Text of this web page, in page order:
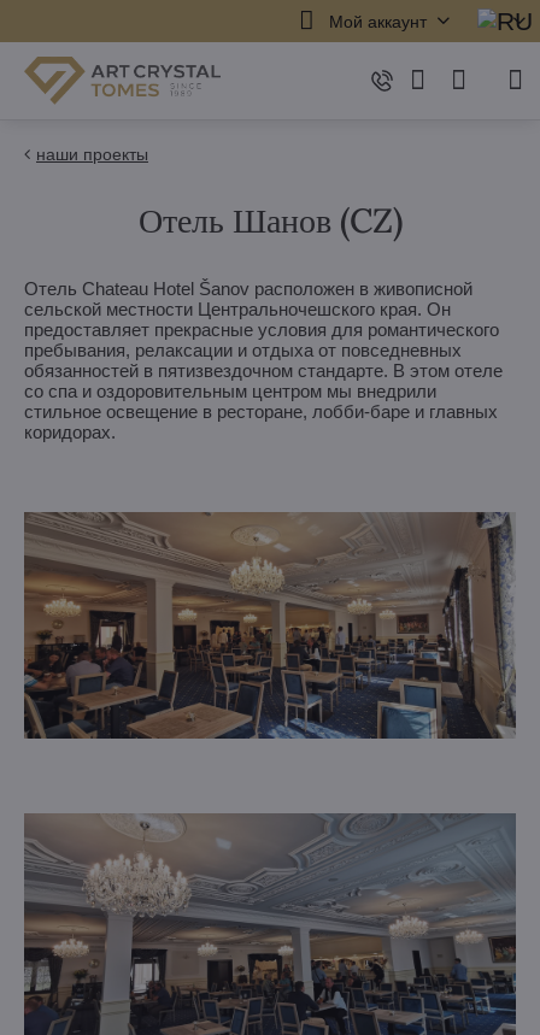
Мой аккаунт
наши проекты
Отель Шанов (CZ)
Отель Chateau Hotel Šanov расположен в живописной
сельской местности Центральночешского края. Он
предоставляет прекрасные условия для романтического
пребывания, релаксации и отдыха от повседневных
обязанностей в пятизвездочном стандарте. В этом отеле
со спа и оздоровительным центром мы внедрили
стильное освещение в ресторане, лобби-баре и главных
коридорах.